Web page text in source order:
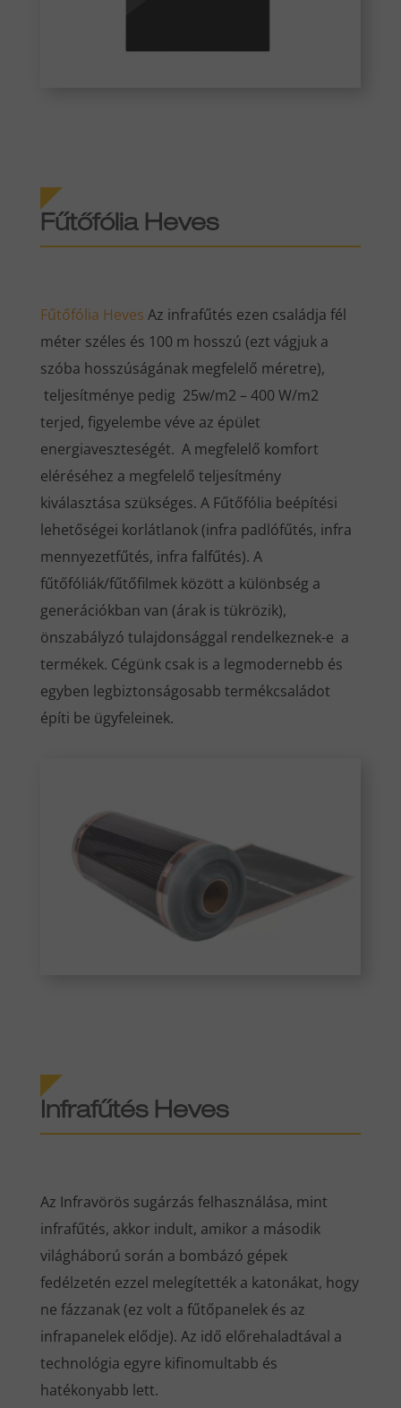
Fűtőfólia Heves
Fűtőfólia Heves Az infrafűtés ezen családja fél
méter széles és 100 m hosszú (ezt vágjuk a
szóba hosszúságának megfelelő méretre),
teljesítménye pedig 25w/m2 – 400 W/m2
terjed, figyelembe véve az épület
energiaveszteségét. A megfelelő komfort
eléréséhez a megfelelő teljesítmény
kiválasztása szükséges. A Fűtőfólia beépítési
lehetőségei korlátlanok (infra padlófűtés, infra
mennyezetfűtés, infra falfűtés). A
fűtőfóliák/fűtőfilmek között a különbség a
generációkban van (árak is tükrözik),
önszabályzó tulajdonsággal rendelkeznek-e a
termékek. Cégünk csak is a legmodernebb és
egyben legbiztonságosabb termékcsaládot
építi be ügyfeleinek.
Infrafűtés Heves
Az Infravörös sugárzás felhasználása, mint
infrafűtés, akkor indult, amikor a második
világháború során a bombázó gépek
fedélzetén ezzel melegítették a katonákat, hogy
ne fázzanak (ez volt a fűtőpanelek és az
infrapanelek elődje). Az idő előrehaladtával a
technológia egyre kifinomultabb és
hatékonyabb lett.